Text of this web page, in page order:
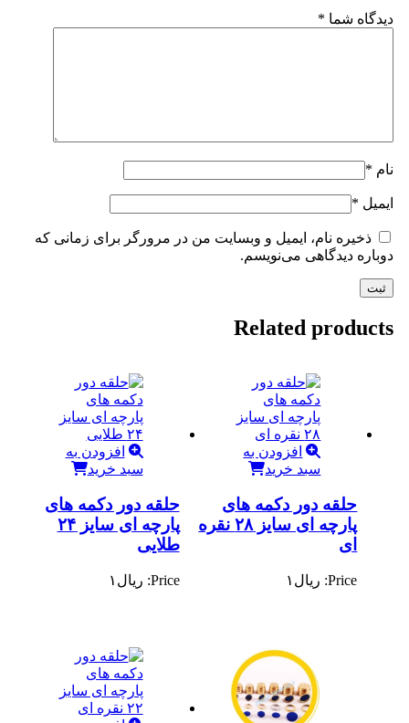
دیدگاه شما *
نام *
ایمیل *
ذخیره نام، ایمیل و وبسایت من در مرورگر برای زمانی که
دوباره دیدگاهی می‌نویسم.
Related products
افزودن به
سبد خرید
حلقه دور دکمه های
پارچه ای سایز ۲۸ نقره
ای
Price: ریال ۱
افزودن به
سبد خرید
حلقه دور دکمه های
پارچه ای سایز ۲۴
طلایی
Price: ریال ۱